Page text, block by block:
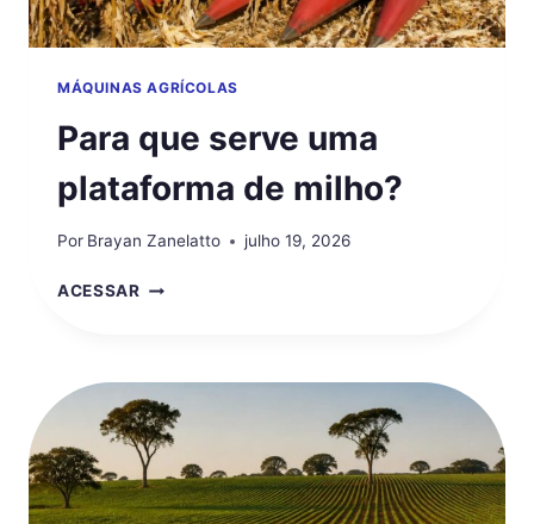
MÁQUINAS AGRÍCOLAS
Para que serve uma
plataforma de milho?
Por Brayan Zanelatto julho 19, 2026
ACESSARPARA
PLATAFORMA
DE
MILHO?